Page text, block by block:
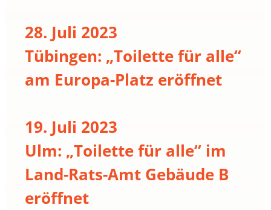
28. Juli 2023
Tübingen: „Toilette für alle“
am Europa-Platz eröffnet
19. Juli 2023
Ulm: „Toilette für alle“ im
Land-Rats-Amt Gebäude B
eröffnet